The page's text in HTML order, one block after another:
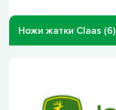
Ножи жатки Claas (6)